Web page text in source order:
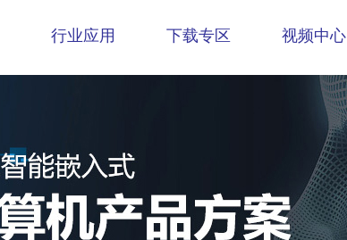
行业应用 下载专区 视频中心